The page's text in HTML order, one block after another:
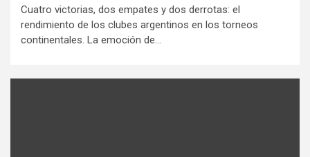
Cuatro victorias, dos empates y dos derrotas: el
rendimiento de los clubes argentinos en los torneos
continentales. La emoción de...